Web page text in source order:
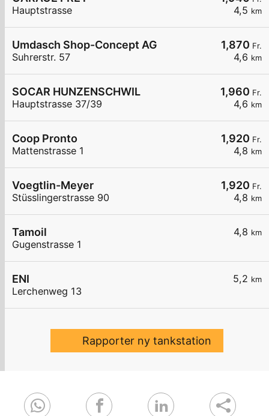
4,5 km
Hauptstrasse
1,870 Fr.
4,6 km
Umdasch Shop-Concept AG
Suhrerstr. 57
1,960 Fr.
4,6 km
SOCAR HUNZENSCHWIL
Hauptstrasse 37/39
1,920 Fr.
4,8 km
Coop Pronto
Mattenstrasse 1
1,920 Fr.
4,8 km
Voegtlin-Meyer
Stüsslingerstrasse 90
4,8 km
Tamoil
Gugenstrasse 1
5,2 km
ENI
Lerchenweg 13
Rapporter ny tankstation